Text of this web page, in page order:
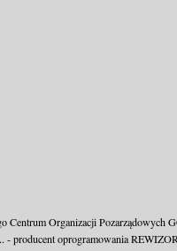
Centrum Organizacji Pozarządowych
- producent oprogramowania